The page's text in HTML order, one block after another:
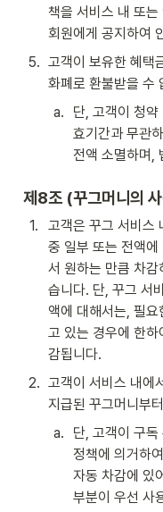
책을 서비스 내 또
회원에게 공지하여
5. 고객이 보유한 혜택
화폐로 환불받을 수
a.
단, 고객이 청
효기간과 무관
전액 소멸하며,
제8조 (꾸그머니의
1.
고객은 꾸그 서비스
중 일부 또는 전액에
서 원하는 만큼 차
습니다. 단, 꾸그 서
액에 대해서는, 필
고 있는 경우에 한
감됩니다.
2. 고객이 서비스 내에
지급된 꾸그머니부
a.
단, 고객이 구
정책에 의거하
자동 차감에 있
부분이 우선 사